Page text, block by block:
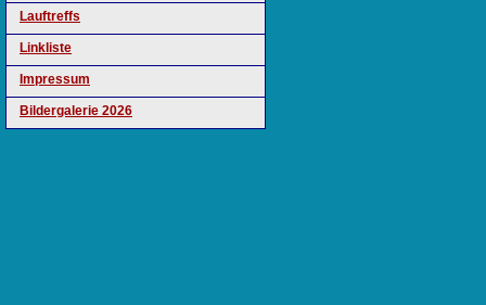
Lauftreffs
Linkliste
Impressum
Bildergalerie 2026